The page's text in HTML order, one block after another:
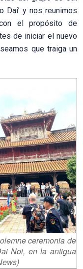
Dai’ y nos reunimos
el propósito de
de iniciar el nuevo
que traiga un
ceremonia de
Noi, en la antigua